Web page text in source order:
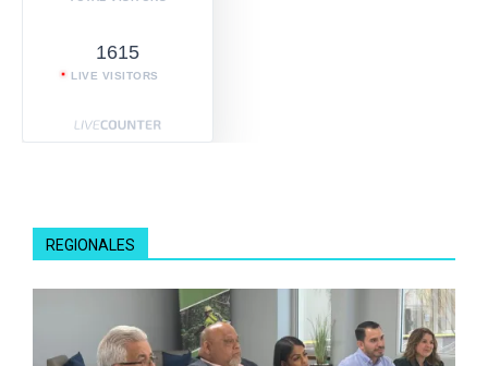
1615
LIVE VISITORS
REGIONALES